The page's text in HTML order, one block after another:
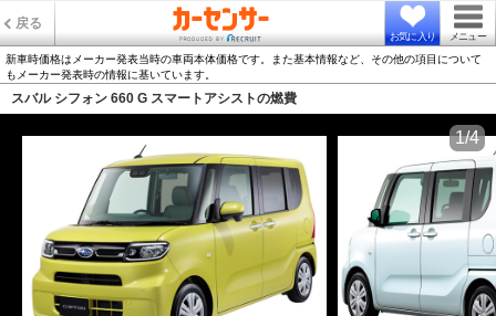
戻る
お気に入り メニュー
新車時価格はメーカー発表当時の車両本体価格です。また基本情報など、その他の項目について
もメーカー発表時の情報に基いています。
スバル シフォン 660 G スマートアシストの燃費
1/4